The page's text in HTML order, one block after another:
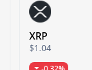
XRP
$1.04